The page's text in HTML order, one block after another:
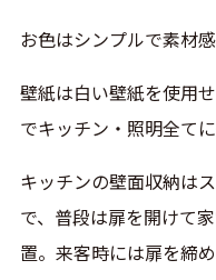
お色はシンプルで素材
壁紙は白い壁紙を使用
でキッチン・照明全て
キッチンの壁面収納は
で、普段は扉を開けて
置。来客時には扉を締